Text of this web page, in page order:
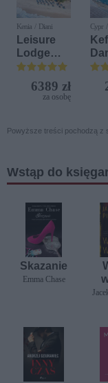
Kenia / Diani
Leisure
Lodge
Beach &
Golf
Resort by
Diamonds
6389 zł
za osobę
Cypr
Powyższe treści pochodzą z
Wstąp do
Skazanie
Emma Chase